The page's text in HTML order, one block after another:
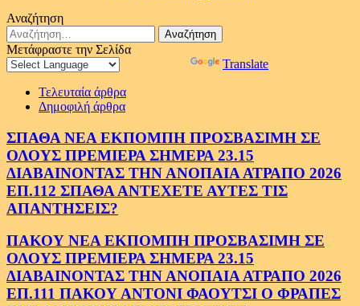
Αναζήτηση
Αναζήτηση
για:
Μετάφραστε την Σελίδα
Translate
Τελευταία άρθρα
Δημοφιλή άρθρα
ΣΠΑΘΑ ΝΕΑ ΕΚΠΟΜΠΗ ΠΡΟΣΒΑΣΙΜΗ ΣΕ
ΟΛΟΥΣ ΠΡΕΜΙΕΡΑ ΣΗΜΕΡΑ 23.15
ΔΙΑΒΑΙΝΟΝΤΑΣ ΤΗΝ ΑΝΟΠΑΙΑ ΑΤΡΑΠΟ 2026
ΕΠ.112 ΣΠΑΘΑ ΑΝΤΕΧΕΤΕ ΑΥΤΕΣ ΤΙΣ
ΑΠΑΝΤΗΣΕΙΣ?
ΠΑΚΟΥ ΝΕΑ ΕΚΠΟΜΠΗ ΠΡΟΣΒΑΣΙΜΗ ΣΕ
ΟΛΟΥΣ ΠΡΕΜΙΕΡΑ ΣΗΜΕΡΑ 23.15
ΔΙΑΒΑΙΝΟΝΤΑΣ ΤΗΝ ΑΝΟΠΑΙΑ ΑΤΡΑΠΟ 2026
ΕΠ.111 ΠΑΚΟΥ ΑΝΤΟΝΙ ΦΑΟΥΤΣΙ Ο ΦΡΑΠΕΣ